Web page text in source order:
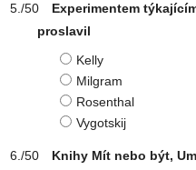
Experimentem
proslavil
Kelly
Milgram
Rosenthal
Vygotskij
Knihy Mít nebo být,